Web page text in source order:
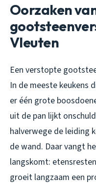
Oorzaken
Vleuten
Een verstopte
In de meeste keukens
er één grote
uit de pan lijkt
halverwege de leiding
de wand. Daar vangt
langskomt:
groeit langzaam een